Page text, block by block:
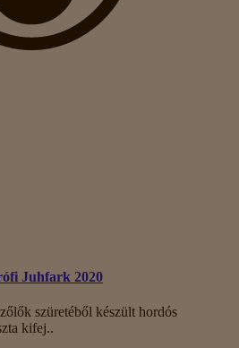
Juhfark 2020
szüretéből készült hordós
kifej..